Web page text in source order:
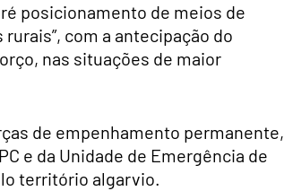
posicionamento de meios de
com a antecipação do
nas situações de maior
de empenhamento permanente,
e da Unidade de Emergência de
território algarvio.